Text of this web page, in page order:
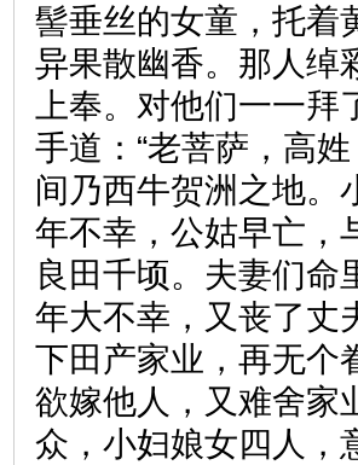
髻垂丝的女童，托着
异果散幽香。那人绰
上奉。对他们一一拜
手道：“老菩萨，高
间乃西牛贺洲之地。
年不幸，公姑早亡，
良田千顷。夫妻们命
年大不幸，又丧了丈
下田产家业，再无个
欲嫁他人，又难舍家
众，小妇娘女四人，